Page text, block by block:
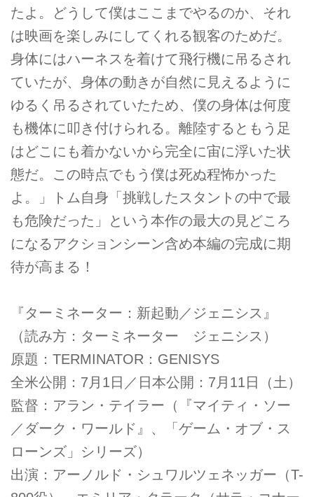
たよ。どうして僕はここまでやるのか、それ
は映画を楽しみにしてくれる観客のためだ。
身体にはハーネスを着けて飛行機に吊るされ
ていたが、身体の動きが自然に見えるように
ゆるく吊るされていたため、僕の身体は何度
も機体に叩き付けられる。離陸するともう足
はどこにも着かないから完全に宙に浮いた状
態だ。この時点でもう僕は死ぬ程怖かった
よ。」トム自身「挑戦したスタントの中で最
も危険だった」という本作の最大の見どころ
になるアクションシーン含め本編の完成に期
待が高まる！
『ターミネーター：新起動／ジェニシス』
（読み方：ターミネーター ジェニシス）
原題：TERMINATOR：GENISYS
全米公開：7月1日／日本公開：7月11日（土）
監督：アラン・テイラー（『マイティ・ソー
／ダーク・ワールド』、「ゲーム・オブ・ス
ローンズ」シリーズ）
出演：アーノルド・シュワルツェネッガー（T-